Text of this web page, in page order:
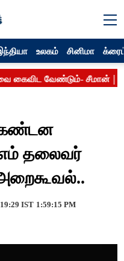
உலகம் சினிமா
கண்டன
தலைவர்
IST 1:59:15 PM